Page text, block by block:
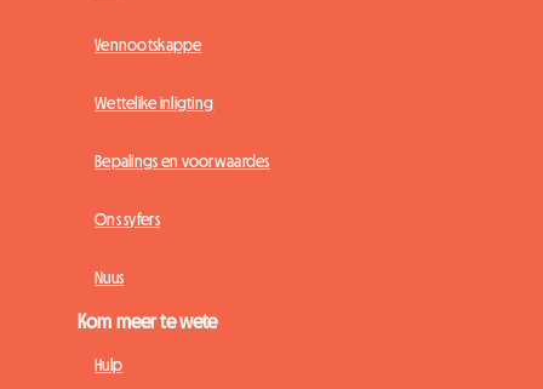
Vennootskappe
Wettelike inligting
Bepalings en voorwaardes
Ons syfers
Nuus
Kom meer te wete
Hulp